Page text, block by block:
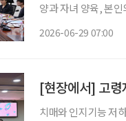
양과 자녀 양육, 본
2026-06-29 07:00
[현장에서] 고령
치매와 인지기능 저